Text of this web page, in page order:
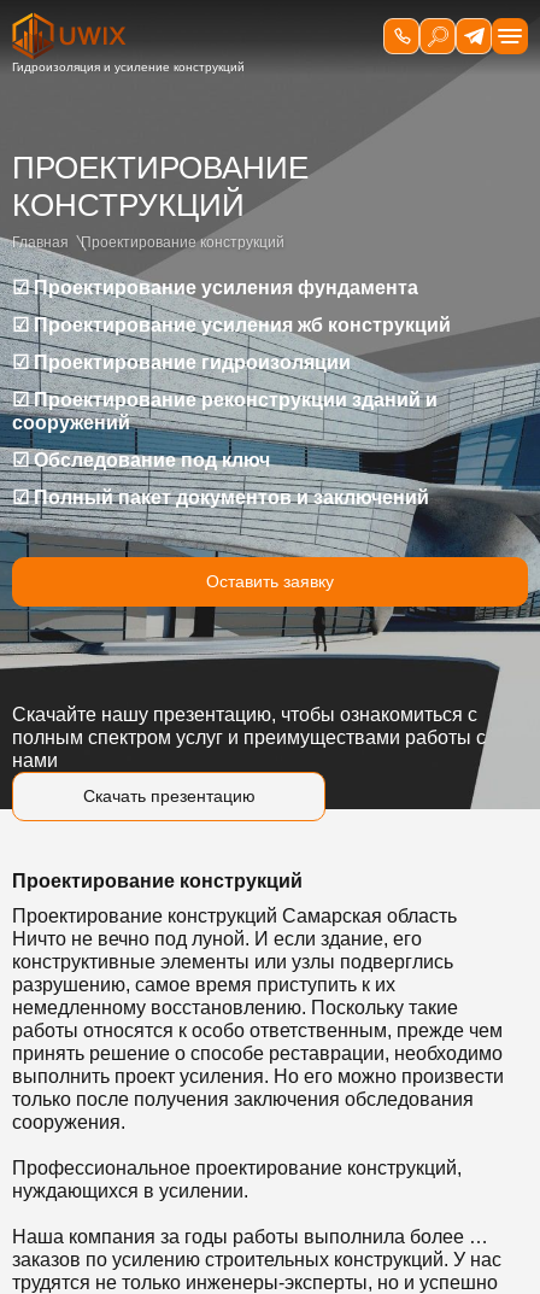
ПРОЕКТИРОВАНИЕ
КОНСТРУКЦИЙ
Главная Проектирование конструкций
☑ Проектирование усиления фундамента
☑ Проектирование усиления жб конструкций
☑ Проектирование гидроизоляции
☑ Проектирование реконструкции зданий и
сооружений
☑ Обследование под ключ
☑ Полный пакет документов и заключений
Оставить заявку
Скачать презентацию
Скачайте нашу презентацию, чтобы ознакомиться с
полным спектром услуг и преимуществами работы с
нами
Проектирование конструкций
Проектирование конструкций Самарская область
Ничто не вечно под луной. И если здание, его
конструктивные элементы или узлы подверглись
разрушению, самое время приступить к их
немедленному восстановлению. Поскольку такие
работы относятся к особо ответственным, прежде чем
принять решение о способе реставрации, необходимо
выполнить проект усиления. Но его можно произвести
только после получения заключения обследования
сооружения.
Профессиональное проектирование конструкций,
нуждающихся в усилении.
Наша компания за годы работы выполнила более …
заказов по усилению строительных конструкций. У нас
трудятся не только инженеры-эксперты, но и успешно